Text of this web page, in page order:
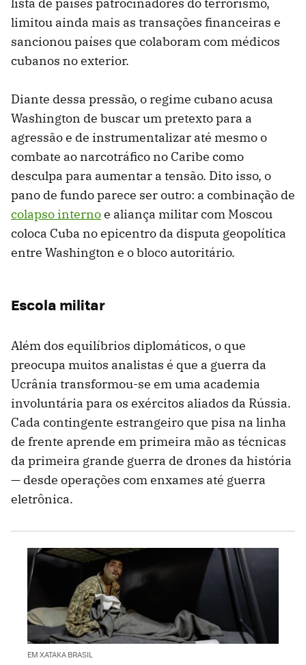
limitou ainda mais as transações financeiras e
sancionou países que colaboram com médicos
cubanos no exterior.
Diante dessa pressão, o regime cubano acusa
Washington de buscar um pretexto para a
agressão e de instrumentalizar até mesmo o
combate ao narcotráfico no Caribe como
desculpa para aumentar a tensão. Dito isso, o
pano de fundo parece ser outro: a combinação de
colapso internoe aliança militar com Moscou
coloca Cuba no epicentro da disputa geopolítica
entre Washington e o bloco autoritário.
Escola militar
Além dos equilíbrios diplomáticos, o que
preocupa muitos analistas é que a guerra da
Ucrânia transformou-se em uma academia
involuntária para os exércitos aliados da Rússia.
Cada contingente estrangeiro que pisa na linha
de frente aprende em primeira mão as técnicas
da primeira grande guerra de drones da história
— desde operações com enxames até guerra
eletrônica.
EM XATAKA BRASIL